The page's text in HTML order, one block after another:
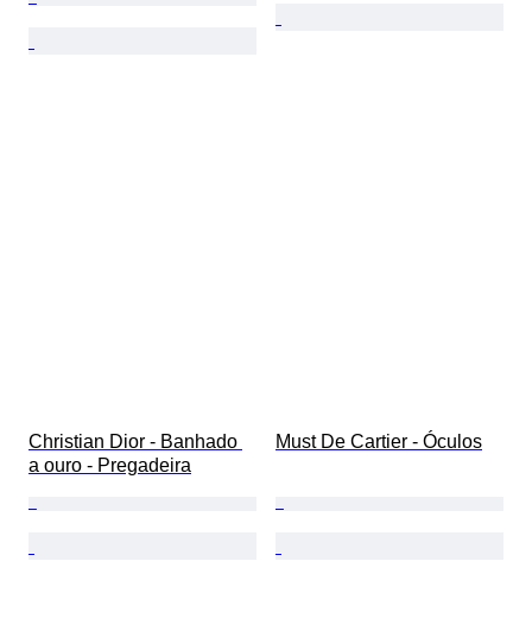
Christian Dior - Banhado
a ouro - Pregadeira
Must De Cartier - Óculos